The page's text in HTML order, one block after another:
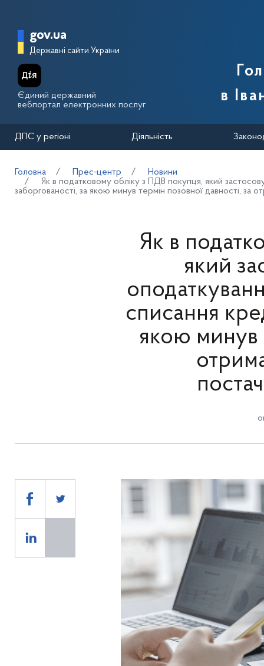
Головна сторінка Державної
gov.ua
Державні сайти України
Єдиний державний
вебпортал електронних послуг
в
ДПС у регіоні Діяльність
Головна Прес-центр
Новини
Як в податковому обліку з ПДВ покупця, який
заборгованості, за якою минув термін позовної давності, за
Як в
який
списання
якою минув